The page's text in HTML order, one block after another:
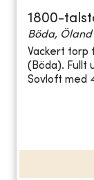
1800-
Böda, Öland
Vackert torp
(Böda). Fullt
Sovloft med